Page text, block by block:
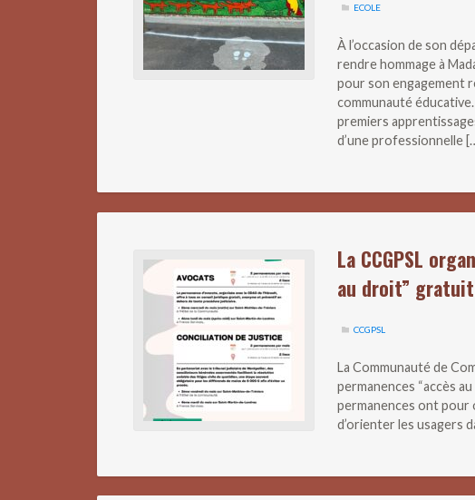
ECOLE
À l’occasion de son
rendre hommage à
pour son engagement
communauté
premiers
d’une professionnelle
La CCGPSL
au droit”
CCGPSL
La Communauté de
permanences “accès
permanences ont pour
d’orienter les usagers